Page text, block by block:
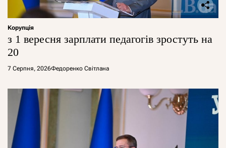
Корупція
з 1 вересня зарплати педагогів зростуть на
20
7 Серпня, 2026Федоренко Світлана